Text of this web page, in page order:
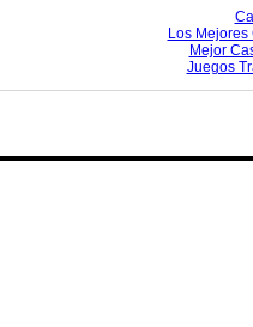
Los Mejores
Mejor
Juegos